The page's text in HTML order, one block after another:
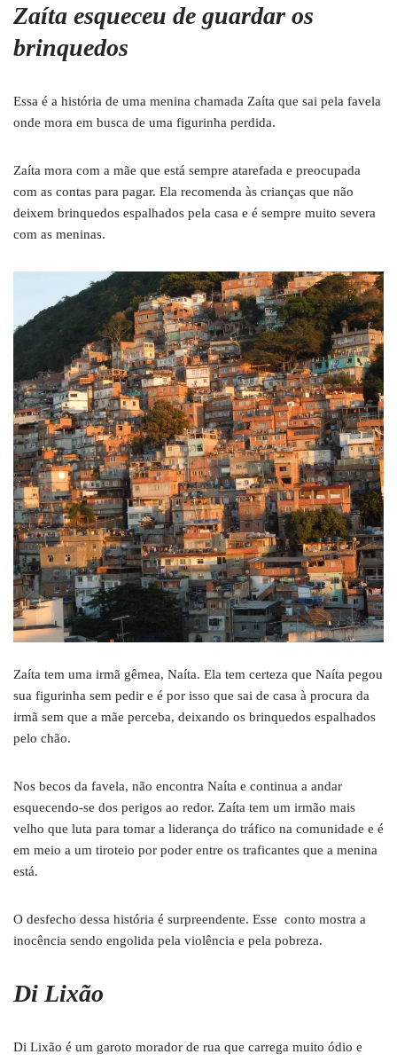
Zaíta esqueceu de guardar os
brinquedos
Essa é a história de uma menina chamada Zaíta que sai pela favela
onde mora em busca de uma figurinha perdida.
Zaíta mora com a mãe que está sempre atarefada e preocupada
com as contas para pagar. Ela recomenda às crianças que não
deixem brinquedos espalhados pela casa e é sempre muito severa
com as meninas.
Zaíta tem uma irmã gêmea, Naíta. Ela tem certeza que Naíta pegou
sua figurinha sem pedir e é por isso que sai de casa à procura da
irmã sem que a mãe perceba, deixando os brinquedos espalhados
pelo chão.
Nos becos da favela, não encontra Naíta e continua a andar
esquecendo-se dos perigos ao redor. Zaíta tem um irmão mais
velho que luta para tomar a liderança do tráfico na comunidade e é
em meio a um tiroteio por poder entre os traficantes que a menina
está.
O desfecho dessa história é surpreendente. Esse conto mostra a
inocência sendo engolida pela violência e pela pobreza.
Di Lixão
Di Lixão é um garoto morador de rua que carrega muito ódio e